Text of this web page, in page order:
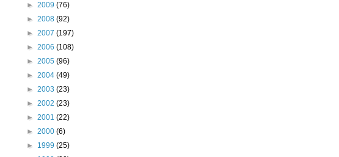
► 2009 (76)
► 2008 (92)
► 2007 (197)
► 2006 (108)
► 2005 (96)
► 2004 (49)
► 2003 (23)
► 2002 (23)
► 2001 (22)
► 2000 (6)
► 1999 (25)